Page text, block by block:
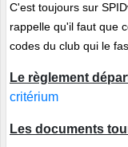
C'est toujours sur
rappelle qu'il faut que
codes du club qui le
Le règlement
critérium
Les documents